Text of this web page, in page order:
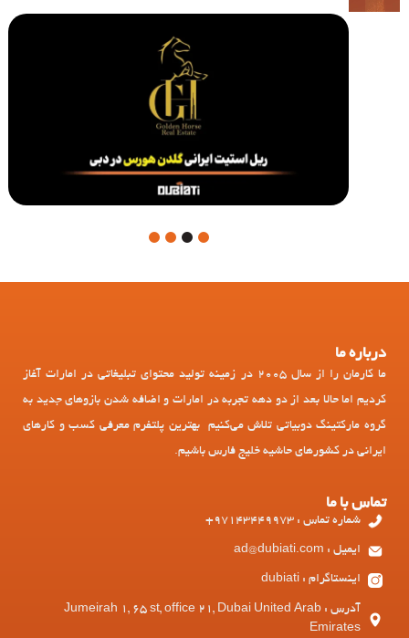
1
درباره ما
ما کارمان را از سال 2005 در زمینه تولید محتوای تبلیغاتی در امارات آغاز
کردیم اما حالا بعد از دو دهه تجربه در امارات و اضافه شدن بازوهای جدید به
گروه مارکتینگ دوبیاتی تلاش می‌کنیم بهترین پلتفرم معرفی کسب و کارهای
ایرانی در کشورهای حاشیه خلیج فارس باشیم.
تماس با ما
شماره تماس : 97143449973+
ایمیل : ad@dubiati.com
اینستاگرام : dubiati
آدرس : Jumeirah 1, 65 st, office 21, Dubai United Arab
Emirates